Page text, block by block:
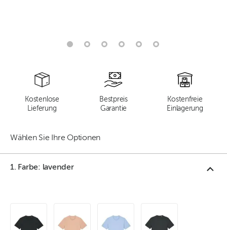
Kostenlose
Lieferung
Bestpreis
Garantie
Kostenfreie
Einlagerung
Wählen Sie Ihre Optionen
1. Farbe: lavender